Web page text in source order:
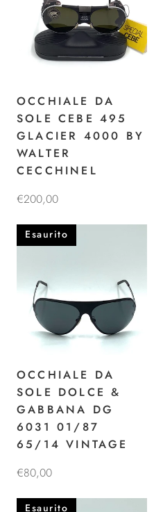
OCCHIALE DA
SOLE CEBE 495
GLACIER 4000 BY
WALTER
CECCHINEL
€200,00
Esaurito
OCCHIALE DA
SOLE DOLCE &
GABBANA DG
6031 01/87
65/14 VINTAGE
€80,00
Esaurito